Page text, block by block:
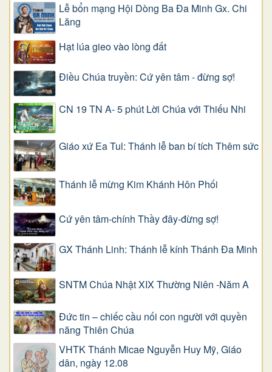
Lễ bổn mạng Hội Dòng Ba Đa Minh Gx. Chi
Lăng
Hạt lúa gieo vào lòng đất
Điều Chúa truyền: Cứ yên tâm - đừng sợ!
CN 19 TN A- 5 phút Lời Chúa với Thiếu Nhi
Giáo xứ Ea Tul: Thánh lễ ban bí tích Thêm sức
Thánh lễ mừng Kim Khánh Hôn Phối
Cứ yên tâm-chính Thầy đây-đừng sợ!
GX Thánh Linh: Thánh lễ kính Thánh Đa Minh
SNTM Chúa Nhật XIX Thường Niên -Năm A
Đức tin – chiếc cầu nối con người với quyền
năng Thiên Chúa
VHTK Thánh Micae Nguyễn Huy Mỹ, Giáo
dân, ngày 12.08